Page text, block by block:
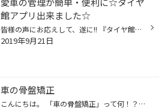
館アプリ出来ました☆
皆様の声にお応えして、遂に!! 『タイヤ館アプリ』が登場しました☆ お車のメンテナンス履歴や次回の交換目安がご確認頂けるだけでなく、 セール情報やクーポン配信など...☆ とっても便利でお得な情報が盛りだくさんのアプリです(*^^*) ダウンロードしていただくと、次の日または次のご来店から使え...
2019年9月21日
車の骨盤矯正
こんにちは。 「車の骨盤矯正」って何！？ 言葉で説明が難しいですがこの骨盤がずれてしまうと タイヤが偏って減ってしまいます。 写真のようにタイヤの端と端の減り方が違うと思いますがこのタイヤは 車の骨盤がずれていました。 このズレも見た目では全く分かりません。 ホイールに専用の機器を装...